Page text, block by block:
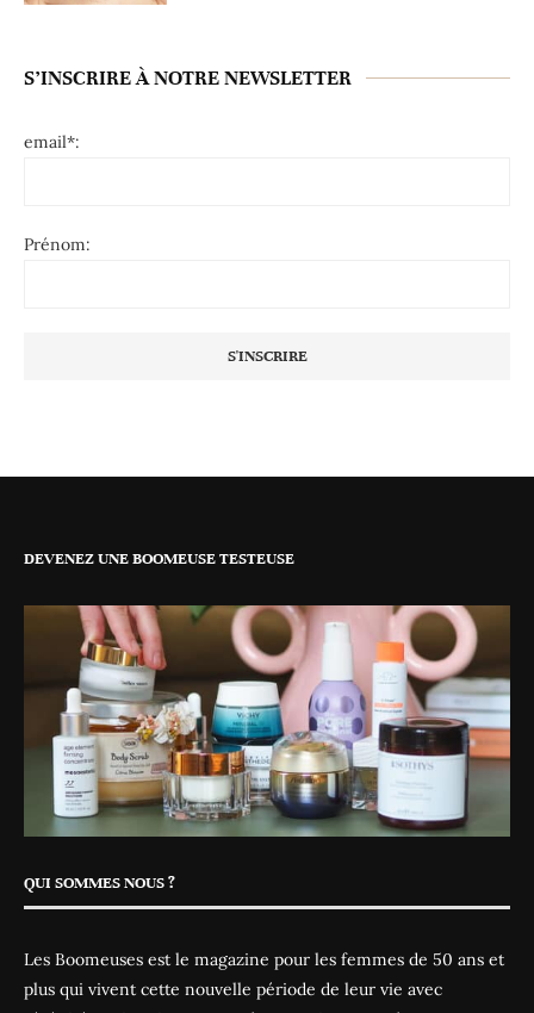
S’INSCRIRE À NOTRE NEWSLETTER
email*:
Prénom:
DEVENEZ UNE BOOMEUSE TESTEUSE
QUI SOMMES NOUS ?
Les Boomeuses est le magazine pour les femmes de 50 ans et
plus qui vivent cette nouvelle période de leur vie avec